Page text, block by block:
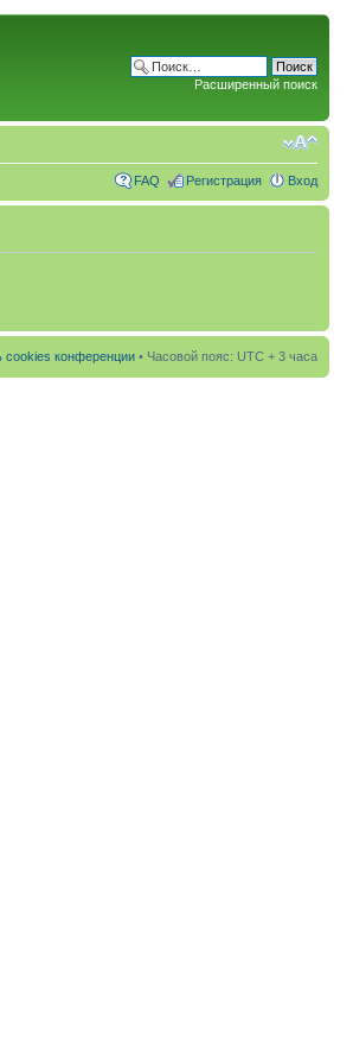
Расширенный поиск
FAQ Регистрация Вход
cookies конференции • Часовой пояс: UTC + 3 часа